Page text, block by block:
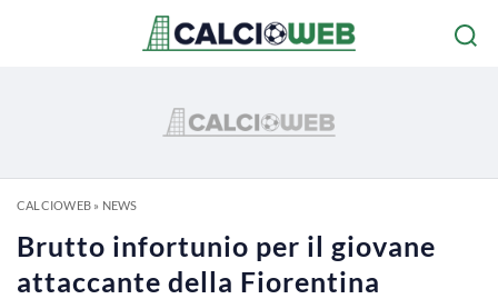
CALCIOWEB» NEWS
Brutto infortunio per il giovane
attaccante della Fiorentina